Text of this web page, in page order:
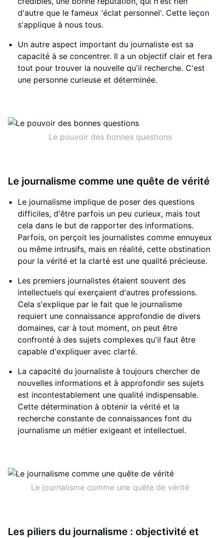
d'autre que le fameux 'éclat personnel'. Cette leçon
s'applique à nous tous.
Un autre aspect important du journaliste est sa
capacité à se concentrer. Il a un objectif clair et fera
tout pour trouver la nouvelle qu'il recherche. C'est
une personne curieuse et déterminée.
Le pouvoir des bonnes questions
Le journalisme comme une quête de vérité
Le journalisme implique de poser des questions
difficiles, d'être parfois un peu curieux, mais tout
cela dans le but de rapporter des informations.
Parfois, on perçoit les journalistes comme ennuyeux
ou même intrusifs, mais en réalité, cette obstination
pour la vérité et la clarté est une qualité précieuse.
Les premiers journalistes étaient souvent des
intellectuels qui exerçaient d'autres professions.
Cela s'explique par le fait que le journalisme
requiert une connaissance approfondie de divers
domaines, car à tout moment, on peut être
confronté à des sujets complexes qu'il faut être
capable d'expliquer avec clarté.
La capacité du journaliste à toujours chercher de
nouvelles informations et à approfondir ses sujets
est incontestablement une qualité indispensable.
Cette détermination à obtenir la vérité et la
recherche constante de connaissances font du
journalisme un métier exigeant et intellectuel.
Le journalisme comme une quête de vérité
Les piliers du journalisme : objectivité et